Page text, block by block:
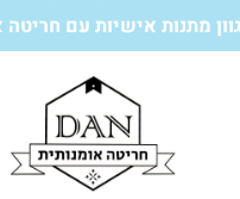
מתנות אישיות עם